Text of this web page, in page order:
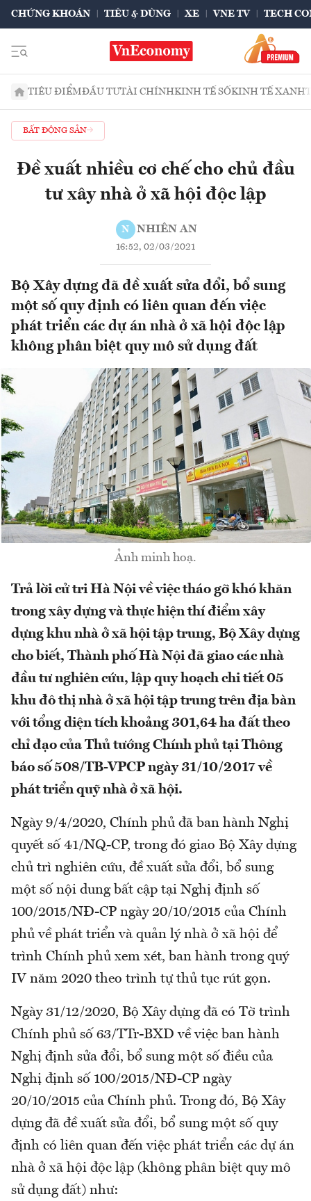
CHỨNG KHOÁN TIÊU & DÙNG XE VNE TV TECH
TIÊU ĐIỂMĐẦU TƯTÀI CHÍNHKINH TẾ SỐKINH TẾ XANH
BẤT ĐỘNG SẢN
Đề xuất nhiều cơ chế cho chủ đầu
tư xây nhà ở xã hội độc lập
N NHIÊN AN
16:52, 02/03/2021
Bộ Xây dựng đã đề xuất sửa đổi, bổ sung
một số quy định có liên quan đến việc
phát triển các dự án nhà ở xã hội độc lập
không phân biệt quy mô sử dụng đất
Ảnh minh hoạ.
Trả lời cử tri Hà Nội về việc tháo gỡ khó khăn
trong xây dựng và thực hiện thí điểm xây
dựng khu nhà ở xã hội tập trung, Bộ Xây dựng
cho biết, Thành phố Hà Nội đã giao các nhà
đầu tư nghiên cứu, lập quy hoạch chi tiết 05
khu đô thị nhà ở xã hội tập trung trên địa bàn
với tổng diện tích khoảng 301,64 ha đất theo
chỉ đạo của Thủ tướng Chính phủ tại Thông
báo số 508/TB-VPCP ngày 31/10/2017 về
phát triển quỹ nhà ở xã hội.
Ngày 9/4/2020, Chính phủ đã ban hành Nghị
quyết số 41/NQ-CP, trong đó giao Bộ Xây dựng
chủ trì nghiên cứu, đề xuất sửa đổi, bổ sung
một số nội dung bất cập tại Nghị định số
100/2015/NĐ-CP ngày 20/10/2015 của Chính
phủ về phát triển và quản lý nhà ở xã hội để
trình Chính phủ xem xét, ban hành trong quý
IV năm 2020 theo trình tự thủ tục rút gọn.
Ngày 31/12/2020, Bộ Xây dựng đã có Tờ trình
Chính phủ số 63/TTr-BXD về việc ban hành
Nghị định sửa đổi, bổ sung một số điều của
Nghị định số 100/2015/NĐ-CP ngày
20/10/2015 của Chính phủ. Trong đó, Bộ Xây
dựng đã đề xuất sửa đổi, bổ sung một số quy
định có liên quan đến việc phát triển các dự án
nhà ở xã hội độc lập (không phân biệt quy mô
sử dụng đất) như: